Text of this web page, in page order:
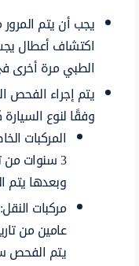
يجب أن يتم
اكتشاف أعطال
الطبي مرة أخرى في تاريخ 14 يوماً من
يتم إجراء الفحص
وفقًا لنوع
المركبات
3 سنوات من
وبعدها يتم
مركبات
عامين من
يتم الفحص